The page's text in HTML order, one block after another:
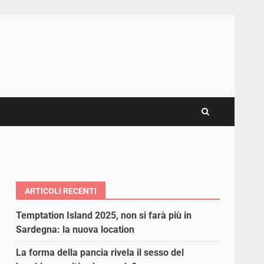
ARTICOLI RECENTI
Temptation Island 2025, non si farà più in
Sardegna: la nuova location
La forma della pancia rivela il sesso del